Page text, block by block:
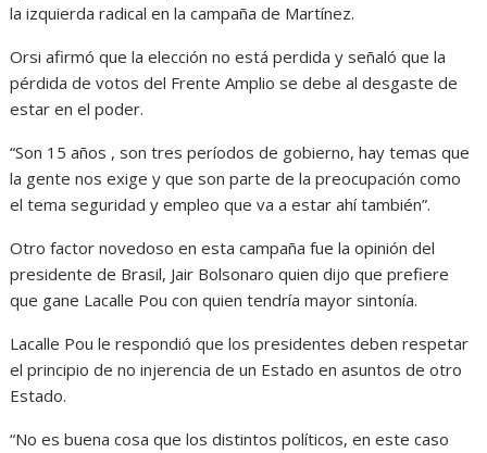
la izquierda radical en la campaña de Martínez.
Orsi afirmó que la elección no está perdida y señaló que la
pérdida de votos del Frente Amplio se debe al desgaste de
estar en el poder.
“Son 15 años , son tres períodos de gobierno, hay temas que
la gente nos exige y que son parte de la preocupación como
el tema seguridad y empleo que va a estar ahí también”.
Otro factor novedoso en esta campaña fue la opinión del
presidente de Brasil, Jair Bolsonaro quien dijo que prefiere
que gane Lacalle Pou con quien tendría mayor sintonía.
Lacalle Pou le respondió que los presidentes deben respetar
el principio de no injerencia de un Estado en asuntos de otro
Estado.
“No es buena cosa que los distintos políticos, en este caso